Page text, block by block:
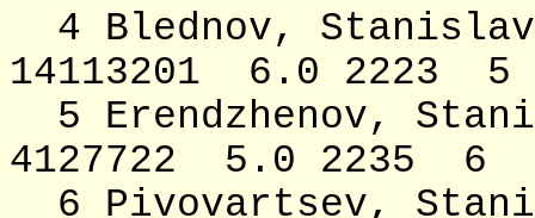
4 Blednov,
14113201 6.0
5 Erendzhenov,
4127722 5.0 2235
6 Pivovartsev,